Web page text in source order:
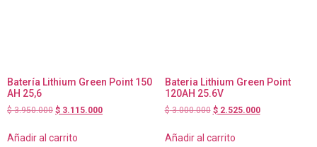
Batería Lithium Green Point 150
AH 25,6
$3.950.000 $ 3.115.000
Añadir al carrito
Bateria Lithium Green Point
120AH 25.6V
$3.000.000 $2.525.000
Añadir al carrito